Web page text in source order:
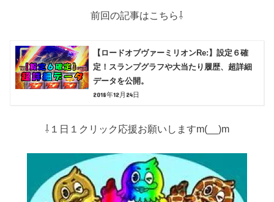
前回の記事はこちら⇩
【ロードオブヴァーミリオンRe:】設定６確
定！スランプグラフや大当たり履歴、超詳細
データを公開。
2018年12月24日
⇩１日１クリック応援お願いしますm(__)m